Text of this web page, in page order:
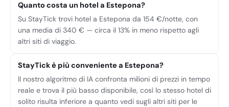
Quanto costa un hotel a Estepona?
Su StayTick trovi hotel a Estepona da 154 €/notte, con
una media di 340 € — circa il 13% in meno rispetto agli
altri siti di viaggio.
StayTick è più conveniente a Estepona?
Il nostro algoritmo di IA confronta milioni di prezzi in tempo
reale e trova il più basso disponibile, così lo stesso hotel di
solito risulta inferiore a quanto vedi sugli altri siti per le